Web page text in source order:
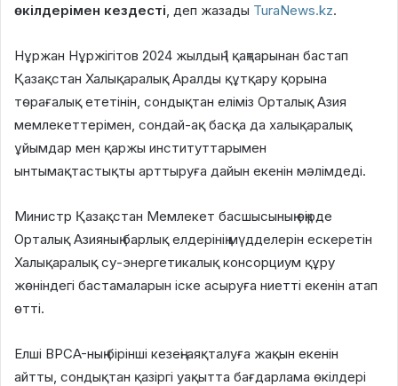
өкілдерімен кездесті , деп жазады TuraNews.kz.
Нұржан Нұржігітов 2024 жылдың 1 қаңтарынан бастап
Қазақстан Халықаралық Аралды құтқару қорына
төрағалық ететінін, сондықтан еліміз Орталық Азия
мемлекеттерімен, сондай-ақ басқа да халықаралық
ұйымдар мен қаржы институттарымен
ынтымақтастықты арттыруға дайын екенін мәлімдеді.
Министр Қазақстан Мемлекет басшысының өңірде
Орталық Азияның барлық елдерінің мүдделерін ескеретін
Халықаралық су-энергетикалық консорциум құру
жөніндегі бастамаларын іске асыруға ниетті екенін атап
өтті.
Елші BPCA-ның бірінші кезеңі аяқталуға жақын екенін
айтты, сондықтан қазіргі уақытта бағдарлама өкілдері